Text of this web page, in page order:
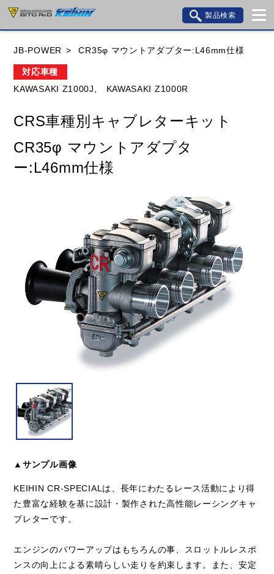
製品検索
HUSQVANA KTM
閉じる
JB-POWER CR35φ マウントアダプター:L46mm仕様
対応車種
KAWASAKI Z1000J,
KAWASAKI Z1000R
CRS車種別キャブレターキット
CR35φ マウントアダプタ
ー:L46mm仕様
▲サンプル画像
KEIHIN CR-SPECIALは、長年にわたるレース活動により得
た豊富な経験を基に設計・製作された高性能レーシングキャ
ブレターです。
エンジンのパワーアップはもちろんの事、スロットルレスポ
ンスの向上による素晴らしい走りを約束します。また、安定